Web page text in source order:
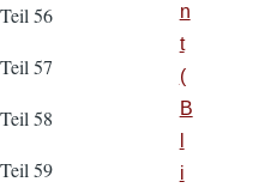
Teil 56
Teil 57
Teil 58
Teil 59
n
t
(
B
i